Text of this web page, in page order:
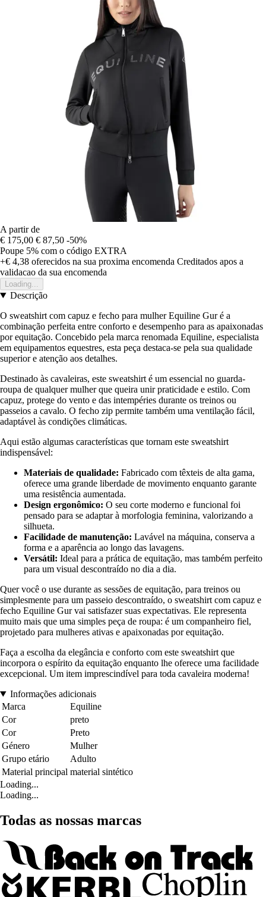
A partir de
€ 175,00 € 87,50 -50%
Poupe 5% com o código EXTRA
+€ 4,38 oferecidos na sua proxima encomenda Creditados apos a
validacao da sua encomenda
Loading...
Descrição
O sweatshirt com capuz e fecho para mulher Equiline Gur é a
combinação perfeita entre conforto e desempenho para as apaixonadas
por equitação. Concebido pela marca renomada Equiline, especialista
em equipamentos equestres, esta peça destaca-se pela sua qualidade
superior e atenção aos detalhes.
Destinado às cavaleiras, este sweatshirt é um essencial no guarda-
roupa de qualquer mulher que queira unir praticidade e estilo. Com
capuz, protege do vento e das intempéries durante os treinos ou
passeios a cavalo. O fecho zip permite também uma ventilação fácil,
adaptável às condições climáticas.
Aqui estão algumas características que tornam este sweatshirt
indispensável:
Materiais de qualidade: Fabricado com têxteis de alta gama,
oferece uma grande liberdade de movimento enquanto garante
uma resistência aumentada.
Design ergonômico: O seu corte moderno e funcional foi
pensado para se adaptar à morfologia feminina, valorizando a
silhueta.
Facilidade de manutenção: Lavável na máquina, conserva a
forma e a aparência ao longo das lavagens.
Versátil: Ideal para a prática de equitação, mas também perfeito
para um visual descontraído no dia a dia.
Quer você o use durante as sessões de equitação, para treinos ou
simplesmente para um passeio descontraído, o sweatshirt com capuz e
fecho Equiline Gur vai satisfazer suas expectativas. Ele representa
muito mais que uma simples peça de roupa: é um companheiro fiel,
projetado para mulheres ativas e apaixonadas por equitação.
Faça a escolha da elegância e conforto com este sweatshirt que
incorpora o espírito da equitação enquanto lhe oferece uma facilidade
excepcional. Um item imprescindível para toda cavaleira moderna!
Informações adicionais
Marca
Equiline
Cor
preto
Cor
Preto
Género
Mulher
Grupo etário
Adulto
Material principal material sintético
Loading...
Loading...
Todas as nossas marcas